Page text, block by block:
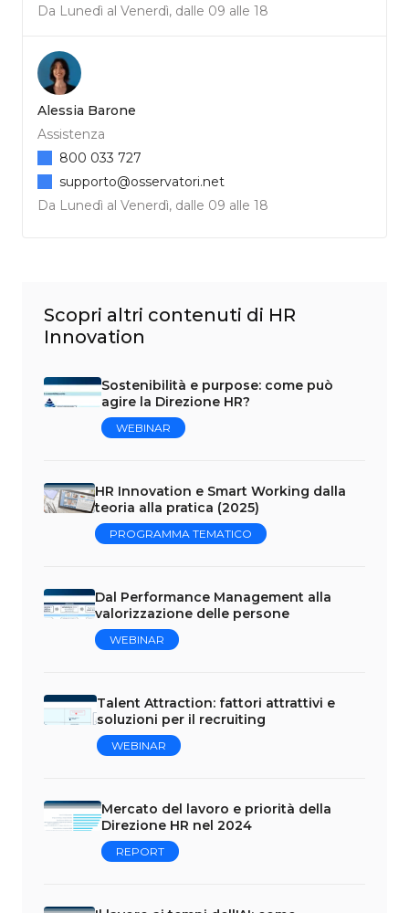
Da Lunedì al Venerdì, dalle 09 alle 18
Alessia Barone
Assistenza
Da Lunedì al Venerdì, dalle 09 alle 18
800 033 727
supporto@osservatori.net
Scopri altri contenuti di HR
Innovation
Sostenibilità e purpose: come può
agire la Direzione HR?
WEBINAR
HR Innovation e Smart Working dalla
teoria alla pratica (2025)
PROGRAMMA TEMATICO
Dal Performance Management alla
valorizzazione delle persone
WEBINAR
Talent Attraction: fattori attrattivi e
soluzioni per il recruiting
WEBINAR
Mercato del lavoro e priorità della
Direzione HR nel 2024
REPORT